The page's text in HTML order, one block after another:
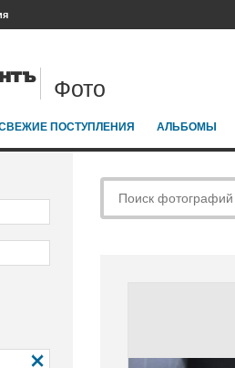
Фото
ПОСТУПЛЕНИЯ АЛЬБОМЫ